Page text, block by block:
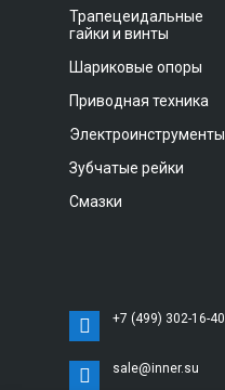
Трапецеидальные
гайки и винты
Шариковые опоры
Приводная техника
Электроинструменты
Зубчатые рейки
Смазки
+7 (499) 302-16-40
sale@inner.su